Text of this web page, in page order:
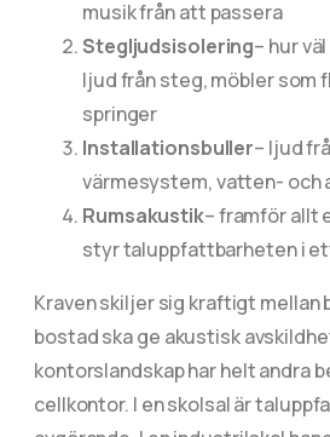
musik från att passera
Stegljudsisolering– hur
ljud från steg, möbler som
springer
Installationsbuller– ljud
värmesystem, vatten- och
Rumsakustik– framför allt
styr taluppfattbarheten i
Kraven skiljer sig kraftigt mellan
bostad ska ge akustisk
kontorslandskap har helt andra
cellkontor. I en skolsal är